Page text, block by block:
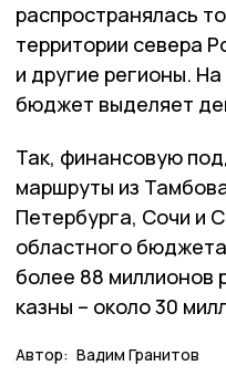
распространялась
территории севера
и другие регионы.
бюджет выделяет
Так, финансовую
маршруты из
Петербурга, Сочи и
областного
более 88 миллионов
казны – около 30
Автор: Вадим Гранитов